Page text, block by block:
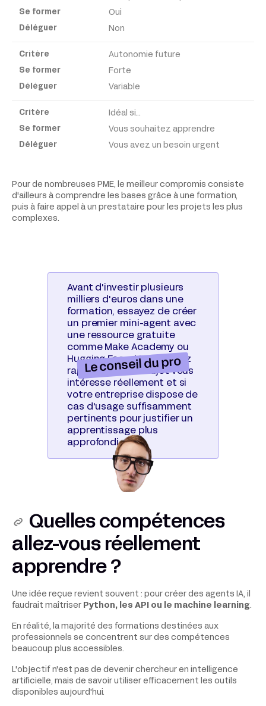
Oui
Non
Autonomie future
Forte
Variable
Idéal si...
Vous souhaitez apprendre
Vous avez un besoin urgent
Pour de nombreuses PME, le meilleur compromis consiste
d'ailleurs à comprendre les bases grâce à une formation,
puis à faire appel à un prestataire pour les projets les plus
complexes.
Avant d'investir plusieurs
milliers d'euros dans une
formation, essayez de créer
un premier mini-agent avec
une ressource gratuite
comme Make Academy ou
Hugging Face. Vous saurez
rapidement si le sujet vous
intéresse réellement et si
votre entreprise dispose de
cas d'usage suffisamment
pertinents pour justifier un
apprentissage plus
approfondi.
Le conseil du pro
Quelles compétences
allez-vous réellement
apprendre ?
Une idée reçue revient souvent : pour créer des agents IA, il
faudrait maîtriser Python, les API ou le machine learning.
En réalité, la majorité des formations destinées aux
professionnels se concentrent sur des compétences
beaucoup plus accessibles.
L'objectif n'est pas de devenir chercheur en intelligence
artificielle, mais de savoir utiliser efficacement les outils
disponibles aujourd'hui.